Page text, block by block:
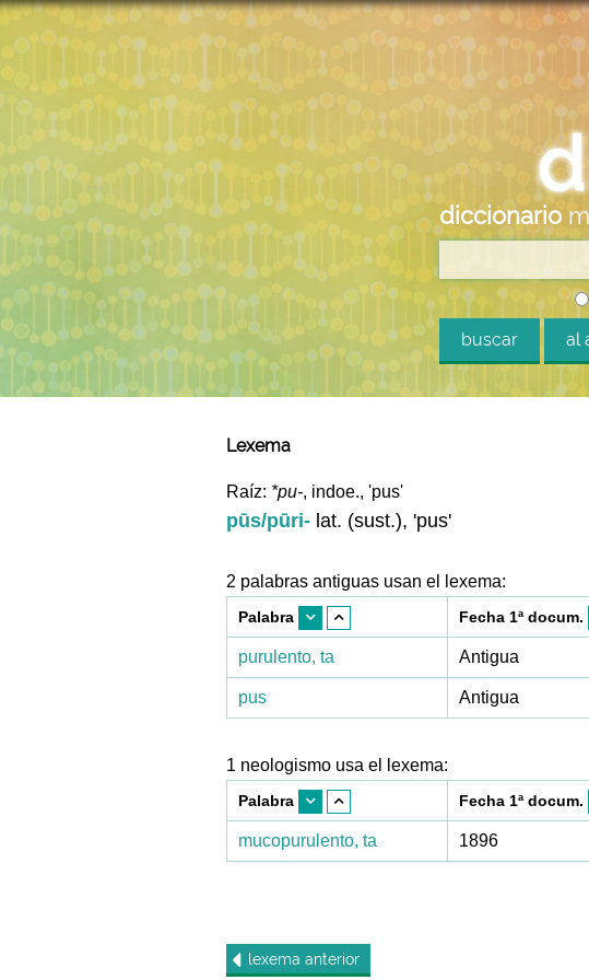
diccionario
buscar al
Lexema
Raíz: *pu-, indoe., 'pus'
pūs/pūri- lat. (sust.), 'pus'
2 palabras antiguas usan el lexema:
Palabra Fecha 1ª docum.
purulento, ta Antigua
pus Antigua
1 neologismo usa el lexema:
Palabra Fecha 1ª docum.
mucopurulento, ta 1896
lexema anterior